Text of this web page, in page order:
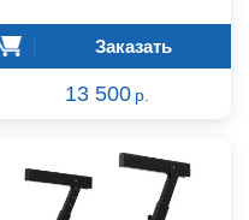
Заказать
13 500 р.